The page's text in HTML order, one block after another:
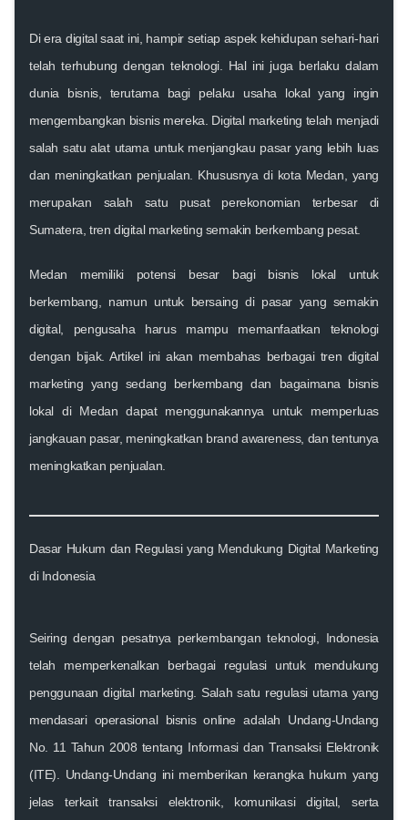
Di era digital saat ini, hampir setiap aspek kehidupan sehari-hari
telah terhubung dengan teknologi. Hal ini juga berlaku dalam
dunia bisnis, terutama bagi pelaku usaha lokal yang ingin
mengembangkan bisnis mereka. Digital marketing telah menjadi
salah satu alat utama untuk menjangkau pasar yang lebih luas
dan meningkatkan penjualan. Khususnya di kota Medan, yang
merupakan salah satu pusat perekonomian terbesar di
Sumatera, tren digital marketing semakin berkembang pesat.
Medan memiliki potensi besar bagi bisnis lokal untuk
berkembang, namun untuk bersaing di pasar yang semakin
digital, pengusaha harus mampu memanfaatkan teknologi
dengan bijak. Artikel ini akan membahas berbagai tren digital
marketing yang sedang berkembang dan bagaimana bisnis
lokal di Medan dapat menggunakannya untuk memperluas
jangkauan pasar, meningkatkan brand awareness, dan tentunya
meningkatkan penjualan.
Dasar Hukum dan Regulasi yang Mendukung Digital Marketing
di Indonesia
Seiring dengan pesatnya perkembangan teknologi, Indonesia
telah memperkenalkan berbagai regulasi untuk mendukung
penggunaan digital marketing. Salah satu regulasi utama yang
mendasari operasional bisnis online adalah Undang-Undang
No. 11 Tahun 2008 tentang Informasi dan Transaksi Elektronik
(ITE). Undang-Undang ini memberikan kerangka hukum yang
jelas terkait transaksi elektronik, komunikasi digital, serta